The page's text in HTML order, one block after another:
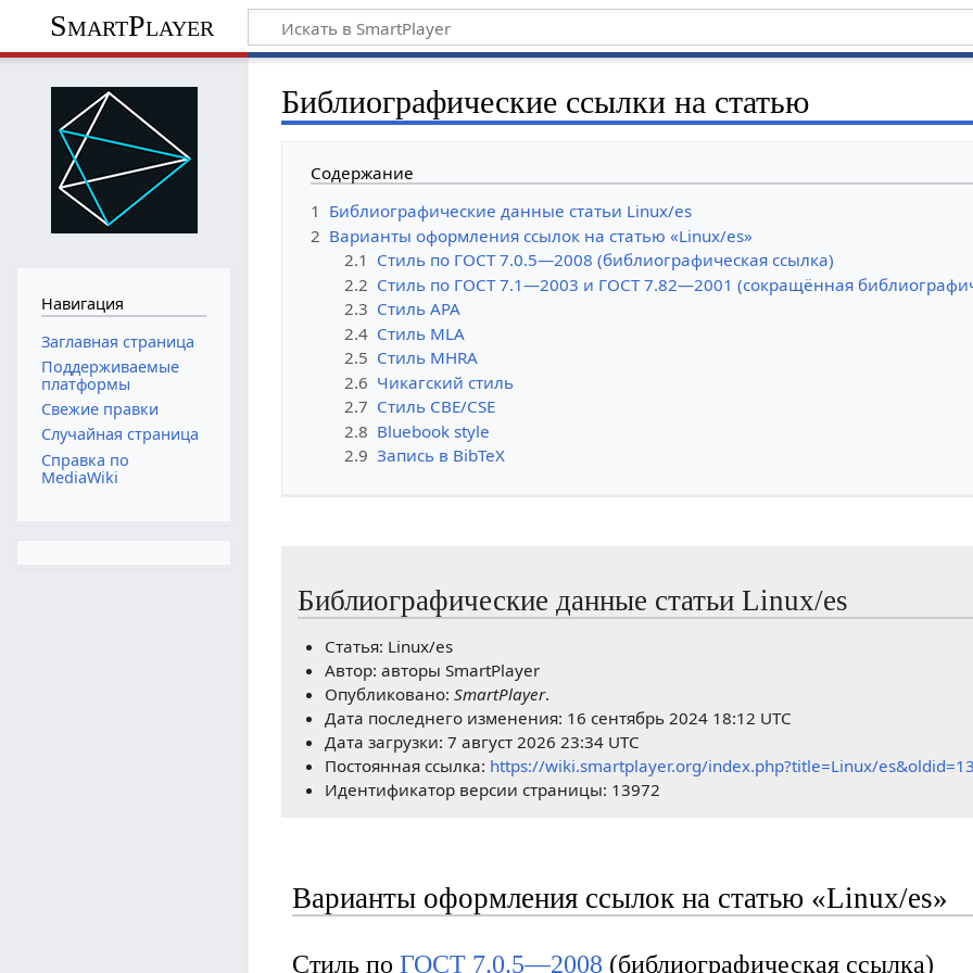
SmartPlayer
Библиографические ссылки на статью
Содержание
1 Библиографические данные статьи Linux/es
2 Варианты оформления ссылок на статью «Linux/es»
2.1 Стиль по ГОСТ 7.0.5—2008 (библиографическая ссылка)
2.2 Стиль по ГОСТ 7.1—2003 и ГОСТ 7.82—2001 (сокращённая
2.3 Стиль APA
2.4 Стиль MLA
2.5 Стиль MHRA
2.6 Чикагский стиль
2.7 Стиль CBE/CSE
2.8 Bluebook style
2.9 Запись в BibTeX
Библиографические данные статьи Linux/es
Статья: Linux/es
Автор: авторы SmartPlayer
Опубликовано: SmartPlayer.
Дата последнего изменения: 16 сентябрь 2024 18:12 UTC
Дата загрузки: 7 август 2026 23:34 UTC
Постоянная ссылка: https://wiki.smartplayer.org/index.php?title=Linux/
Идентификатор версии страницы: 13972
Варианты оформления ссылок на статью «Linux/es»
Стиль поГОСТ 7.0.5—2008 (библиографическая ссылка)
Навигация
Заглавная страница
Поддерживаемые
платформы
Свежие правки
Случайная страница
Справка по
MediaWiki